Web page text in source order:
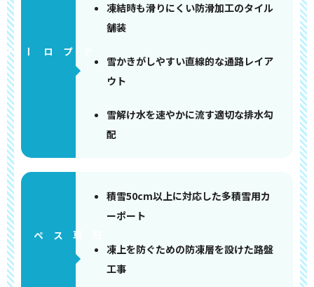
アプローチ
凍結時も滑りにくい防滑加工のタイル
舗装
雪かきがしやすい直線的な通路レイア
ウト
雪解け水を速やかに流す適切な排水勾
配
積雪50cm以上に対応した多積雪用カ
ーポート
凍上を防ぐための防凍層を設けた路盤
工事